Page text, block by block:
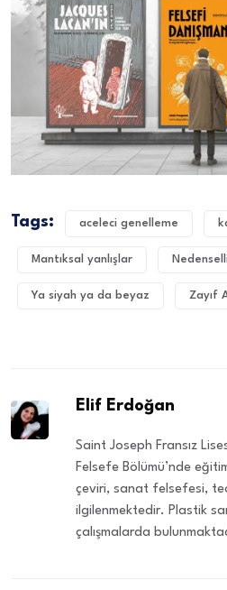
Tags: aceleci genelleme
Mantıksal yanlışlar
Ya siyah ya da beyaz Zayıf
Elif Erdoğan
Saint Joseph Fransız
Felsefe Bölümü’nde
çeviri, sanat felsefesi,
ilgilenmektedir. Plastik
çalışmalarda